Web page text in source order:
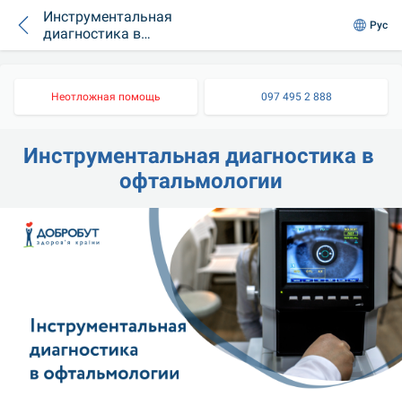
Инструментальная
диагностика в
офтальмологии
Рус
Неотложная помощь 097 495 2 888
Инструментальная диагностика в
офтальмологии